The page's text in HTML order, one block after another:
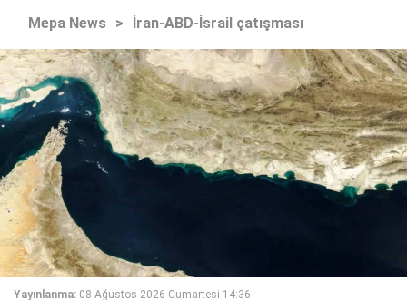
Mepa News > İran-ABD-İsrail çatışması
Yayınlanma: 08 Ağustos 2026 Cumartesi 14:36